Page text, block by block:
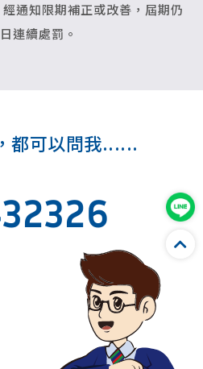
通知限期補正或改善，屆期仍
連續處罰。
都可以問我......